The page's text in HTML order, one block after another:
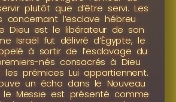
plutôt que d’être servi. Les
concernant l’esclave hébreu
Dieu est le libérateur de son
Israël fut délivré d’Égypte, le
à sortir de l’esclavage du
nés consacrés à Dieu
prémices Lui appartiennent.
un écho dans le Nouveau
le Messie est présenté comme